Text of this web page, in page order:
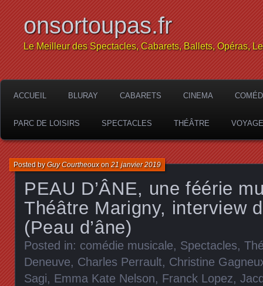
onsortoupas.fr
Le Meilleur des Spectacles, Cabarets, Ballets, Opéras,
ACCUEIL BLURAY CABARETS CINEMA
PARC DE LOISIRS SPECTACLES THÉÂTRE
PEAU D’ÂNE, une féérie
Théâtre Marigny, interview
(Peau d’âne)
Posted byGuy Courtheouxon21 janvier 2019
Posted in: comédie musicale, Spectacles,
Deneuve, Charles Perrault, Christine
Sagi, Emma Kate Nelson, Franck Lopez,